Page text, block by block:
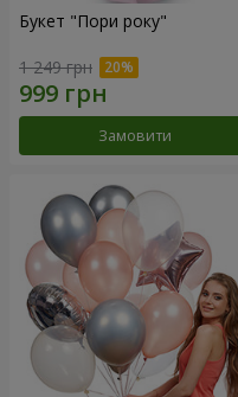
Букет "Пори року"
1 249 грн
Замовити